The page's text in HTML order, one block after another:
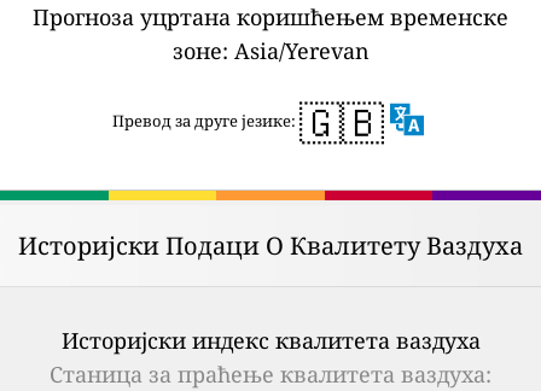
Прогноза уцртана коришћењем временске
зоне: Asia/Yerevan
Превод за друге језике: 🇬🇧
Историјски Подаци О Квалитету Ваздуха
Историјски индекс квалитета ваздуха
Станица за праћење квалитета ваздуха: